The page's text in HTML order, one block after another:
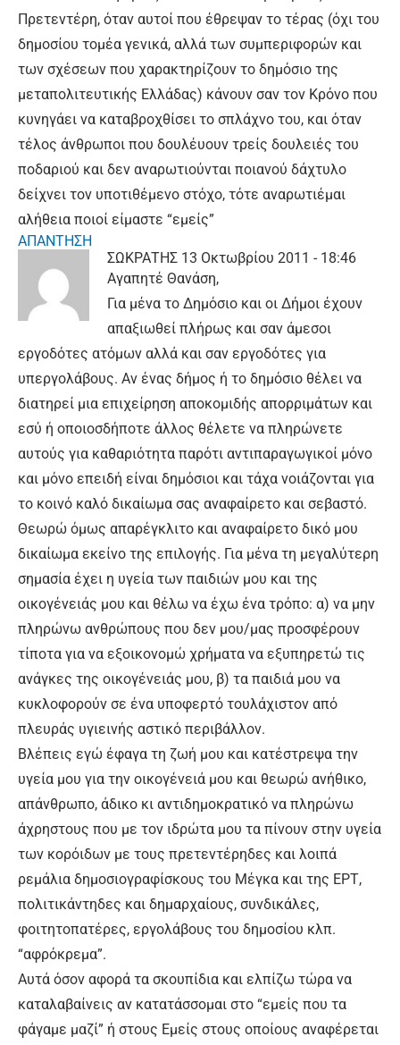
Πρετεντέρη, όταν αυτοί που έθρεψαν το τέρας (όχι του
δημοσίου τομέα γενικά, αλλά των συμπεριφορών και
των σχέσεων που χαρακτηρίζουν το δημόσιο της
μεταπολιτευτικής Ελλάδας) κάνουν σαν τον Κρόνο που
κυνηγάει να καταβροχθίσει το σπλάχνο του, και όταν
τέλος άνθρωποι που δουλέυουν τρείς δουλειές του
ποδαριού και δεν αναρωτιούνται ποιανού δάχτυλο
δείχνει τον υποτιθέμενο στόχο, τότε αναρωτιέμαι
αλήθεια ποιοί είμαστε “εμείς”
ΑΠΑΝΤΗΣΗ
ΣΩΚΡΑΤΗΣ 13 Οκτωβρίου 2011 - 18:46
Αγαπητέ Θανάση,
Για μένα το Δημόσιο και οι Δήμοι έχουν
απαξιωθεί πλήρως και σαν άμεσοι
εργοδότες ατόμων αλλά και σαν εργοδότες για
υπεργολάβους. Αν ένας δήμος ή το δημόσιο θέλει να
διατηρεί μια επιχείρηση αποκομιδής απορριμάτων και
εσύ ή οποιοσδήποτε άλλος θέλετε να πληρώνετε
αυτούς για καθαριότητα παρότι αντιπαραγωγικοί μόνο
και μόνο επειδή είναι δημόσιοι και τάχα νοιάζονται για
το κοινό καλό δικαίωμα σας αναφαίρετο και σεβαστό.
Θεωρώ όμως απαρέγκλιτο και αναφαίρετο δικό μου
δικαίωμα εκείνο της επιλογής. Για μένα τη μεγαλύτερη
σημασία έχει η υγεία των παιδιών μου και της
οικογένειάς μου και θέλω να έχω ένα τρόπο: α) να μην
πληρώνω ανθρώπους που δεν μου/μας προσφέρουν
τίποτα για να εξοικονομώ χρήματα να εξυπηρετώ τις
ανάγκες της οικογένειάς μου, β) τα παιδιά μου να
κυκλοφορούν σε ένα υποφερτό τουλάχιστον από
πλευράς υγιεινής αστικό περιβάλλον.
Βλέπεις εγώ έφαγα τη ζωή μου και κατέστρεψα την
υγεία μου για την οικογένειά μου και θεωρώ ανήθικο,
απάνθρωπο, άδικο κι αντιδημοκρατικό να πληρώνω
άχρηστους που με τον ιδρώτα μου τα πίνουν στην υγεία
των κορόιδων με τους πρετεντέρηδες και λοιπά
ρεμάλια δημοσιογραφίσκους του Μέγκα και της ΕΡΤ,
πολιτικάντηδες και δημαρχαίους, συνδικάλες,
φοιτητοπατέρες, εργολάβους του δημοσίου κλπ.
“αφρόκρεμα”.
Αυτά όσον αφορά τα σκουπίδια και ελπίζω τώρα να
καταλαβαίνεις αν κατατάσσομαι στο “εμείς που τα
φάγαμε μαζί” ή στους Εμείς στους οποίους αναφέρεται